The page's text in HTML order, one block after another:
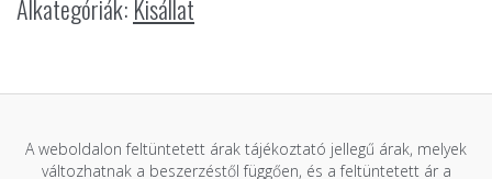
Alkategóriák: Kisállat
A weboldalon feltüntetett árak tájékoztató jellegű árak, melyek
változhatnak a beszerzéstől függően, és a feltüntetett ár a